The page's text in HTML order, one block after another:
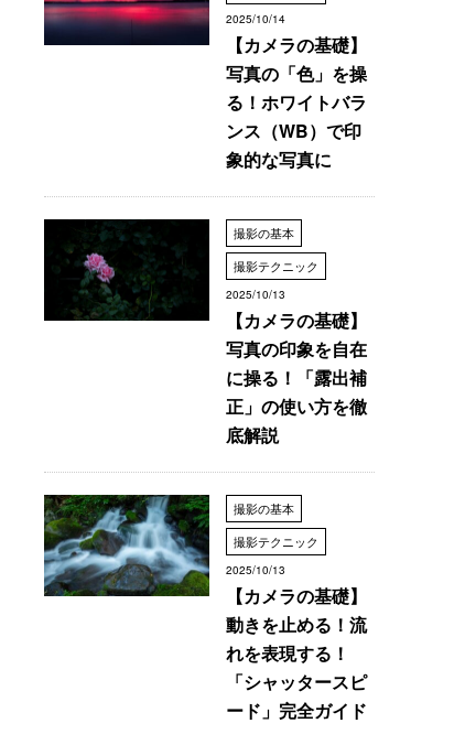
2025/10/14
【カメラの基礎】
写真の「色」を操
る！ホワイトバラ
ンス（WB）で印
象的な写真に
撮影の基本
撮影テクニック
2025/10/13
【カメラの基礎】
写真の印象を自在
に操る！「露出補
正」の使い方を徹
底解説
撮影の基本
撮影テクニック
2025/10/13
【カメラの基礎】
動きを止める！流
れを表現する！
「シャッタースピ
ード」完全ガイド